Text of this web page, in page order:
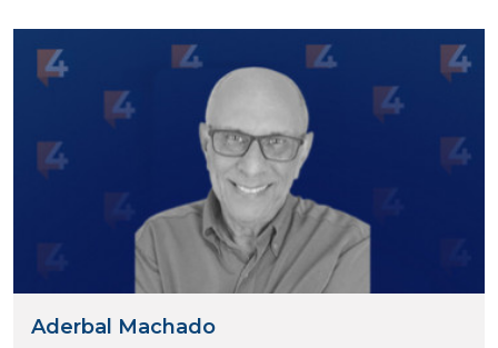
Aderbal Machado